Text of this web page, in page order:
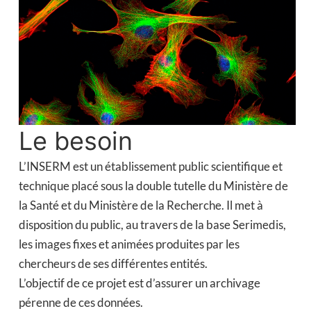
Le besoin
L’INSERM est un établissement public scientifique et
technique placé sous la double tutelle du Ministère de
la Santé et du Ministère de la Recherche. Il met à
disposition du public, au travers de la base Serimedis,
les images fixes et animées produites par les
chercheurs de ses différentes entités.
L’objectif de ce projet est d’assurer un archivage
pérenne de ces données.